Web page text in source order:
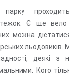
парку
Є ще вело
можна
льодовиків.
деякі з
Кого